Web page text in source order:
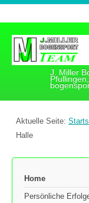
J. Miller
Aktuelle Seite:
Halle
Home
Persönliche